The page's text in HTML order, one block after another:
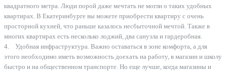
квадратного метра. Люди порой даже мечтать не могли о таких удобных
квартирах. В Екатеринбурге вы можете приобрести квартиру с очень
просторной кухней, что раньше казалось несбыточной мечтой. Также в
многих квартирах есть несколько лоджий, два санузла и гардеробная.
4. Удобная инфраструктура. Важно оставаться в зоне комфорта, а для
этого необходимо иметь возможность доехать на работу, в магазин и школу
быстро и на общественном транспорте. Но еще лучше, когда магазины и